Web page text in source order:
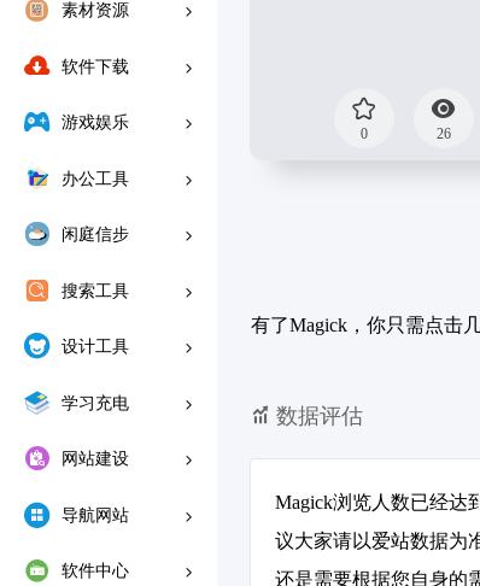
素材资源
软件下载
游戏娱乐
办公工具
闲庭信步
搜索工具
设计工具
学习充电
网站建设
导航网站
软件中心
0 26
有了Magick，你只需点击
数据评估
Magick浏览人数已经达
议大家请以爱站数据为
还是需要根据您自身的